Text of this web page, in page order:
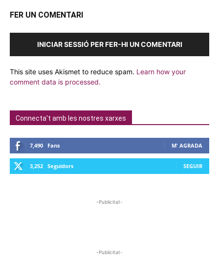
FER UN COMENTARI
INICIAR SESSIÓ PER FER-HI UN COMENTARI
This site uses Akismet to reduce spam. Learn how your
comment data is processed.
Connecta't amb les nostres xarxes
7,490 Fans M' AGRADA
3,252 Seguidors SEGUIR
-Publicitat-
-Publicitat-